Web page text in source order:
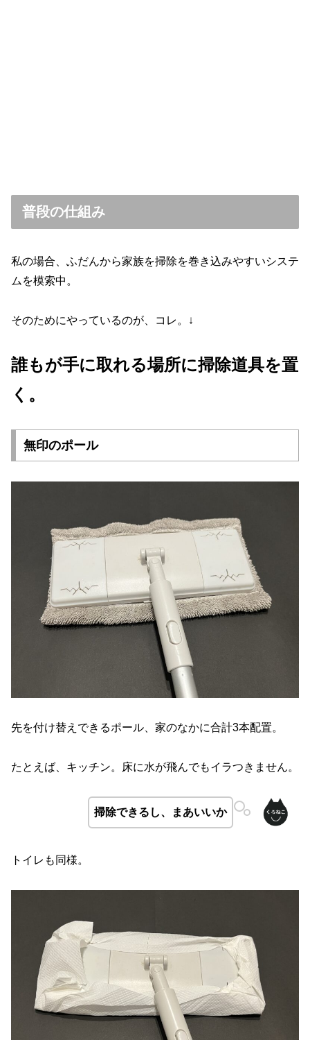
普段の仕組み
私の場合、ふだんから家族を掃除を巻き込みやすいシステ
ムを模索中。
そのためにやっているのが、コレ。↓
誰もが手に取れる場所に掃除道具を置
く。
無印のポール
先を付け替えできるポール、家のなかに合計3本配置。
たとえば、キッチン。床に水が飛んでもイラつきません。
掃除できるし、まあいいか
トイレも同様。